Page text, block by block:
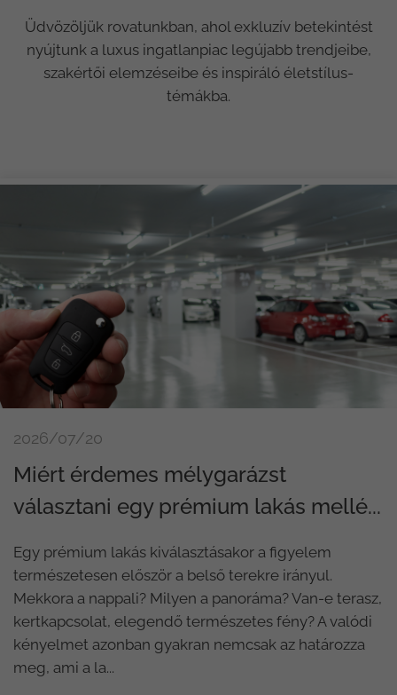
Üdvözöljük rovatunkban, ahol exkluzív betekintést
nyújtunk a luxus ingatlanpiac legújabb trendjeibe,
szakértői elemzéseibe és inspiráló életstílus-
témákba.
2026/07/20
Miért érdemes mélygarázst
választani egy prémium lakás mellé...
Egy prémium lakás kiválasztásakor a figyelem
természetesen először a belső terekre irányul.
Mekkora a nappali? Milyen a panoráma? Van-e terasz,
kertkapcsolat, elegendő természetes fény? A valódi
kényelmet azonban gyakran nemcsak az határozza
meg, ami a la...